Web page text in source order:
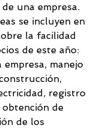
una empresa.
se incluyen en
la facilidad
de este año:
manejo
registro
obtención de
de los